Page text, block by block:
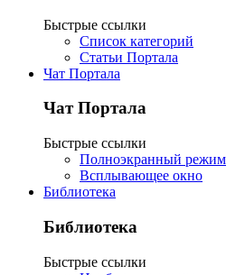
Быстрые ссылки
Список категорий
Статьи Портала
Чат Портала
Чат Портала
Быстрые ссылки
Полноэкранный режим
Всплывающее окно
Библиотека
Библиотека
Быстрые ссылки